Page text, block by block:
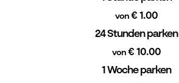
von € 1.00
24 Stunden parken
von € 10.00
1 Woche parken